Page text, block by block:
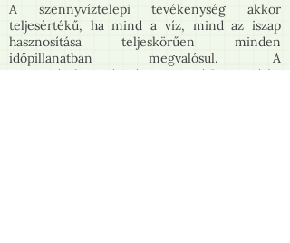
A szennyvíztelepi tevékenység akkor
teljesértékű, ha mind a víz, mind az iszap
hasznosítása teljeskörűen minden
időpillanatban megvalósul. A
szennyvízelvezetési és szennyvízhasznosítási